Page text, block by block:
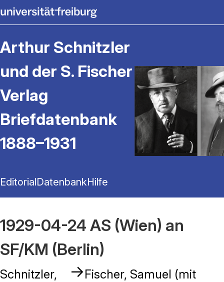
Arthur Schnitzler
und der S. Fischer
Verlag
Briefdatenbank
1888–1931
EditorialDatenbankHilfe
1929-04-24 AS (Wien) an
SF/KM (Berlin)
Schnitzler,
→Fischer, Samuel (mit